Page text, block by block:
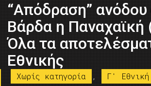
“Απόδραση” ανόδου
Βάρδα η Παναχαϊκή
Όλα τα
Εθνικής
Χωρίς κατηγορία ,
Γ' Εθνική